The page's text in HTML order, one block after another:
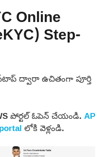
Online
Step-
ద్వారా ఉచితంగా పూర్తి
పోర్టల్ ఓపెన్ చేయండి.AP
లోకి వెళ్లండి.